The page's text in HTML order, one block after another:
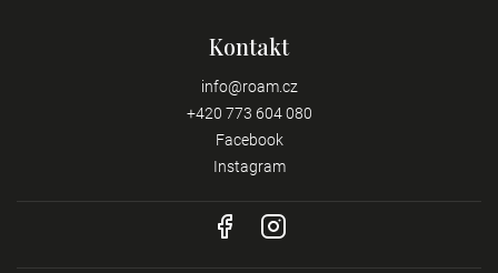
Kontakt
info@roam.cz
+420 773 604 080
Facebook
Instagram